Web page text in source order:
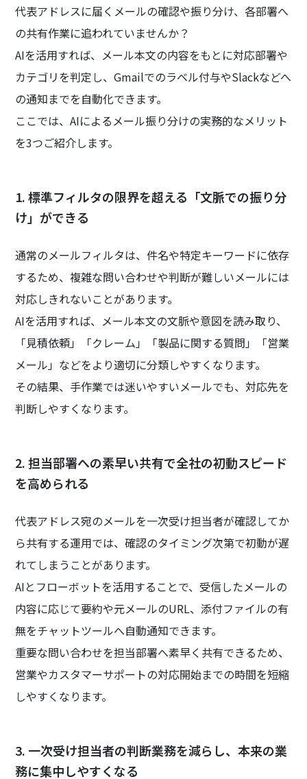
代表アドレスに届くメールの確認や振り分け、各部署へ
の共有作業に追われていませんか？
AIを活用すれば、メール本文の内容をもとに対応部署や
カテゴリを判定し、Gmailでのラベル付与やSlackなどへ
の通知までを自動化できます。
ここでは、AIによるメール振り分けの実務的なメリット
を3つご紹介します。
1. 標準フィルタの限界を超える「文脈での振り分
け」ができる
通常のメールフィルタは、件名や特定キーワードに依存
するため、複雑な問い合わせや判断が難しいメールには
対応しきれないことがあります。
AIを活用すれば、メール本文の文脈や意図を読み取り、
「見積依頼」「クレーム」「製品に関する質問」「営業
メール」などをより適切に分類しやすくなります。
その結果、手作業では迷いやすいメールでも、対応先を
判断しやすくなります。
2. 担当部署への素早い共有で全社の初動スピード
を高められる
代表アドレス宛のメールを一次受け担当者が確認してか
ら共有する運用では、確認のタイミング次第で初動が遅
れてしまうことがあります。
AIとフローボットを活用することで、受信したメールの
内容に応じて要約や元メールのURL、添付ファイルの有
無をチャットツールへ自動通知できます。
重要な問い合わせを担当部署へ素早く共有できるため、
営業やカスタマーサポートの対応開始までの時間を短縮
しやすくなります。
3. 一次受け担当者の判断業務を減らし、本来の業
務に集中しやすくなる